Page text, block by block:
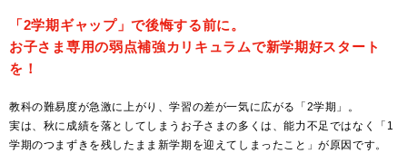
「2学期ギャップ」で後悔する前に。
お子さま専用の弱点補強カリキュラムで新学期好スタート
を！
教科の難易度が急激に上がり、学習の差が一気に広がる「2学期」。
実は、秋に成績を落としてしまうお子さまの多くは、能力不足ではなく「1
学期のつまずきを残したまま新学期を迎えてしまったこと」が原因です。